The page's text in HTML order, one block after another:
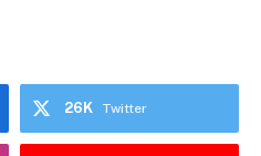
Twitter
26K